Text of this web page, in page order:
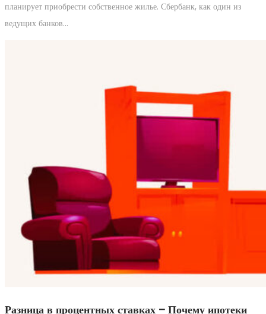
планирует приобрести собственное жилье. Сбербанк, как один из
ведущих банков…
Разница в процентных ставках – Почему ипотеки